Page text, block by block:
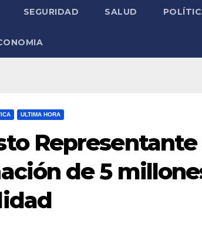
SEGURIDAD SALUD
ULTIMA HORA
de 5